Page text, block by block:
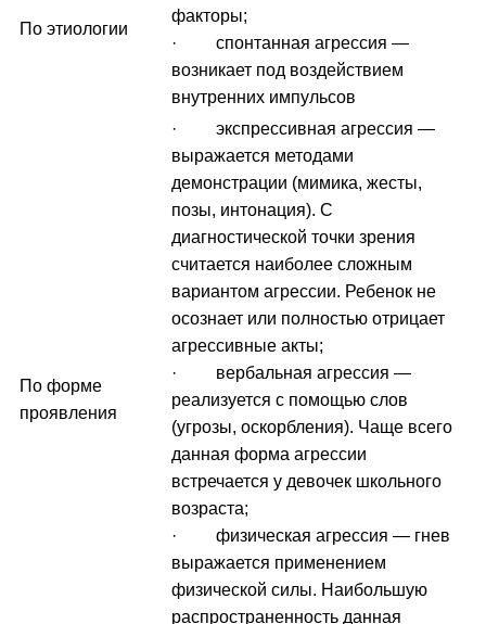
По этиологии
факторы;
· спонтанная агрессия —
возникает под воздействием
внутренних импульсов
По форме
проявления
· экспрессивная агрессия —
выражается методами
демонстрации (мимика, жесты,
позы, интонация). С
диагностической точки зрения
считается наиболее сложным
вариантом агрессии. Ребенок не
осознает или полностью отрицает
агрессивные акты;
· вербальная агрессия —
реализуется с помощью слов
(угрозы, оскорбления). Чаще всего
данная форма агрессии
встречается у девочек школьного
возраста;
· физическая агрессия — гнев
выражается применением
физической силы. Наибольшую
распространенность данная